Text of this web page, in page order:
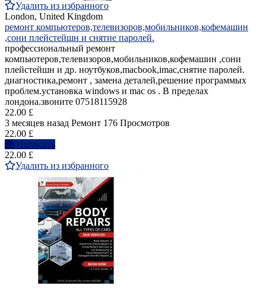
Удалить из избранного
London, United Kingdom
ремонт компьютеров,телевизоров,мобильников,кофемашин
,сони плейстейшн и снятие паролей.
профессиональный ремонт
компьютеров,телевизоров,мобильников,кофемашин ,сони
плейстейшн и др. ноутбуков,macbook,imac,снятие паролей.
диагностика,ремонт , замена деталей,решение программых
проблем.установка windows и mac os . В пределах
лондона.звоните 07518115928
22.00 £
3 месяцев назад Ремонт 176 Просмотров
22.00 £
Написать
22.00 £
Удалить из избранного